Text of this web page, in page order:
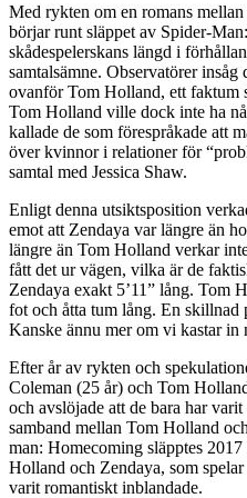
Med rykten om en romans
börjar runt släppet av Spider-
skådespelerskans längd i
samtalsämne. Observatörer
ovanför Tom Holland, ett faktum
Tom Holland ville dock inte ha
kallade de som förespråkade att
över kvinnor i relationer för
samtal med Jessica Shaw.
Enligt denna utsiktsposition
emot att Zendaya var längre än
längre än Tom Holland verkar
fått det ur vägen, vilka är de
Zendaya exakt 5’11” lång. Tom
fot och åtta tum lång. En skillnad
Kanske ännu mer om vi kastar in
Efter år av rykten och
Coleman (25 år) och Tom
och avslöjade att de bara har
samband mellan Tom Holland
man: Homecoming släpptes
Holland och Zendaya, som
varit romantiskt inblandade.